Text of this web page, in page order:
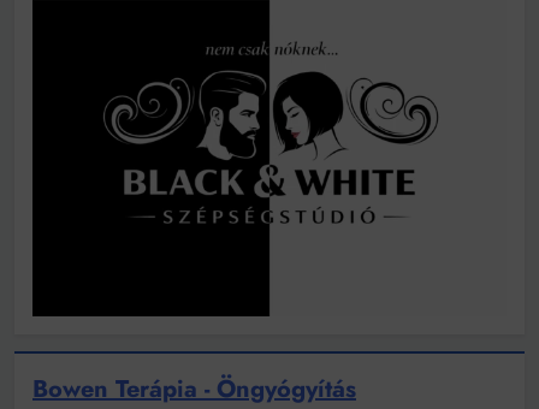
Bowen Terápia - Öngyógyítás